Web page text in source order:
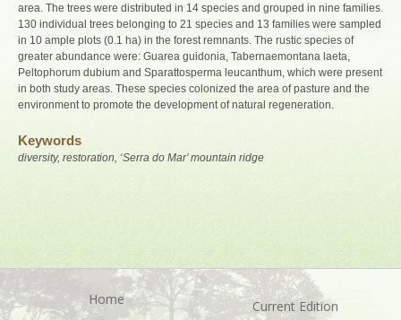
area. The trees were distributed in 14 species and grouped in nine families.
130 individual trees belonging to 21 species and 13 families were sampled
in 10 ample plots (0.1 ha) in the forest remnants. The rustic species of
greater abundance were: Guarea guidonia, Tabernaemontana laeta,
Peltophorum dubium and Sparattosperma leucanthum, which were present
in both study areas. These species colonized the area of pasture and the
environment to promote the development of natural regeneration.
Keywords
diversity, restoration, ‘Serra do Mar’ mountain ridge
Home Current Edition